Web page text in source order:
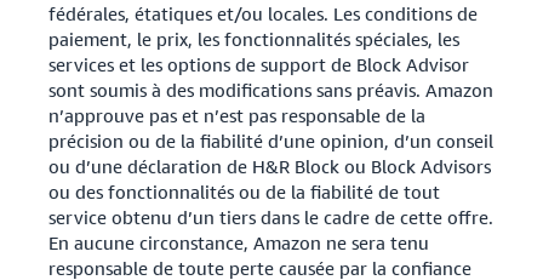
fédérales, étatiques et/ou locales. Les conditions de
paiement, le prix, les fonctionnalités spéciales, les
services et les options de support de Block Advisor
sont soumis à des modifications sans préavis. Amazon
n’approuve pas et n’est pas responsable de la
précision ou de la fiabilité d’une opinion, d’un conseil
ou d’une déclaration de H&R Block ou Block Advisors
ou des fonctionnalités ou de la fiabilité de tout
service obtenu d’un tiers dans le cadre de cette offre.
En aucune circonstance, Amazon ne sera tenu
responsable de toute perte causée par la confiance